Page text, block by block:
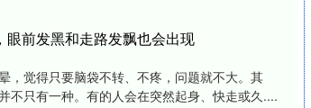
前发黑和走路发飘也会出现
，觉得只要脑袋不转、不疼，问题就不大。其
不只有一种。有的人会在突然起身、快走或久....